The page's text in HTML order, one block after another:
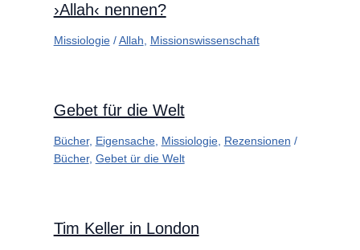
›Allah‹ nennen?
Missiologie/Allah, Missionswissenschaft
Gebet für die Welt
Bücher, Eigensache, Missiologie, Rezensionen /
Bücher, Gebet ür die Welt
Tim Keller in London